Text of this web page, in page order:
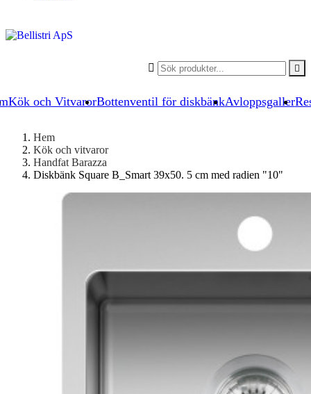
Kök och VitvarorBottenventil för diskbänkAvloppsgaller
 
Hem
Kök och vitvaror
Handfat Barazza
Diskbänk Square B_Smart 39x50. 5 cm med radien "10"